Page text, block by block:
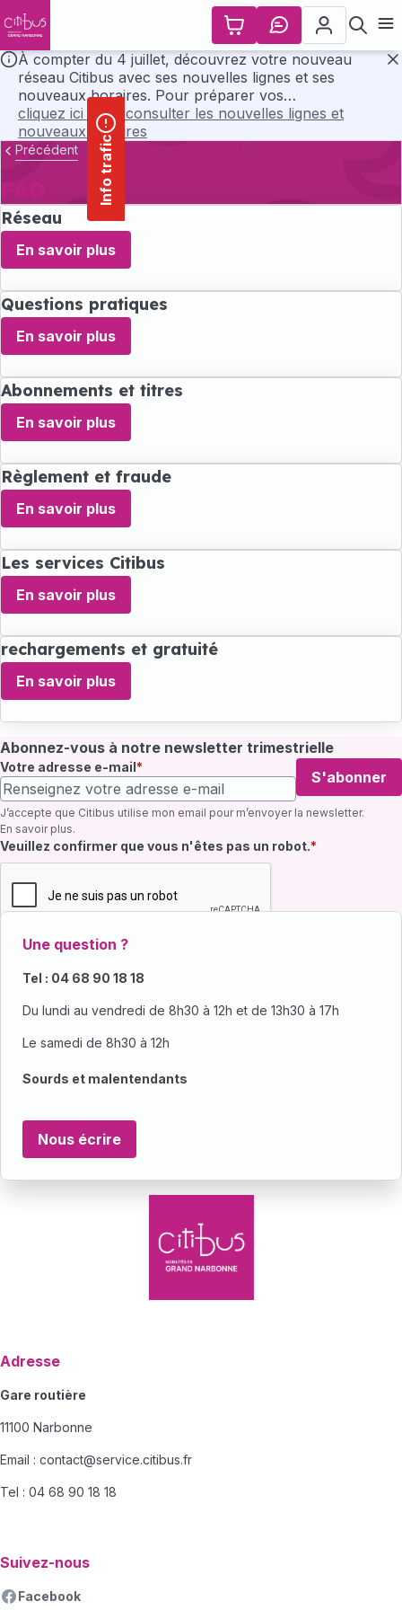
principal
À compter du 4 juillet, découvrez votre nouveau
réseau Citibus avec ses nouvelles lignes et ses
nouveaux horaires. Pour préparer vos
déplacements, consultez l’ensemble des horaires et
les plans du nouveau réseau en cliquant ci-dessous..
cliquez ici pour consulter les nouvelles lignes et
nouveaux horaires
Info trafic
Précédent
FAQ
Réseau
En savoir plus
Questions pratiques
En savoir plus
Abonnements et titres
En savoir plus
Règlement et fraude
En savoir plus
Les services Citibus
En savoir plus
rechargements et gratuité
En savoir plus
Abonnez-vous à notre newsletter trimestrielle
Votre adresse e-mail
S'abonner
J’accepte que Citibus utilise mon email pour m’envoyer la newsletter.
En savoir plus.
Champ requis
Veuillez confirmer que vous n'êtes pas un robot.
Une question ?
Tel : 04 68 90 18 18
Du lundi au vendredi de 8h30 à 12h et de 13h30 à 17h
Le samedi de 8h30 à 12h
Sourds et malentendants
Nous écrire
Adresse
Gare routière
11100 Narbonne
Email : contact@service.citibus.fr
Tel : 04 68 90 18 18
Suivez-nous
Facebook
Panneau de gestion des cookies